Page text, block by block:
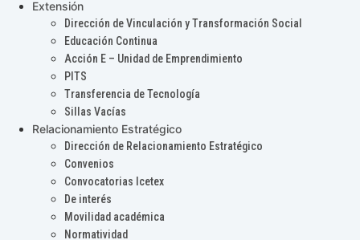
Extensión
Dirección de Vinculación y Transformación Social
Educación Continua
Acción E – Unidad de Emprendimiento
PITS
Transferencia de Tecnología
Sillas Vacías
Relacionamiento Estratégico
Dirección de Relacionamiento Estratégico
Convenios
Convocatorias Icetex
De interés
Movilidad académica
Normatividad